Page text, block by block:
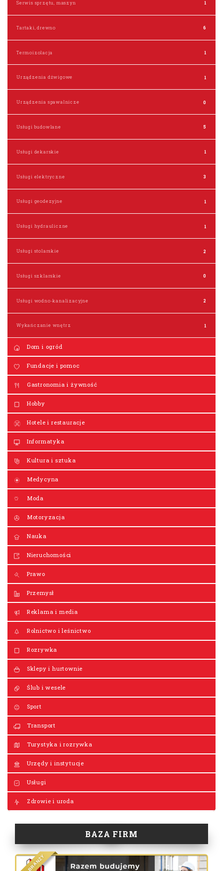
Serwis sprzętu, maszyn 1
Tartaki, drewno 6
Termoizolacja 1
Urządzenia dźwigowe 1
Urządzenia spawalnicze 0
Usługi budowlane 5
Usługi dekarskie 1
Usługi elektryczne 3
Usługi geodezyjne 1
Usługi hydrauliczne 1
Usługi stolarskie 2
Usługi szklarskie 0
Usługi wodno-kanalizacyjne 2
Wykańczanie wnętrz 1
Dom i ogród
Fundacje i pomoc
Gastronomia i żywność
Hobby
Hotele i restauracje
Informatyka
Kultura i sztuka
Medycyna
Moda
Motoryzacja
Nauka
Nieruchomości
Prawo
Przemysł
Reklama i media
Rolnictwo i leśnictwo
Rozrywka
Sklepy i hurtownie
Ślub i wesele
Sport
Transport
Turystyka i rozrywka
Urzędy i instytucje
Usługi
Zdrowie i uroda
BAZA FIRM
BRANŻ
Y